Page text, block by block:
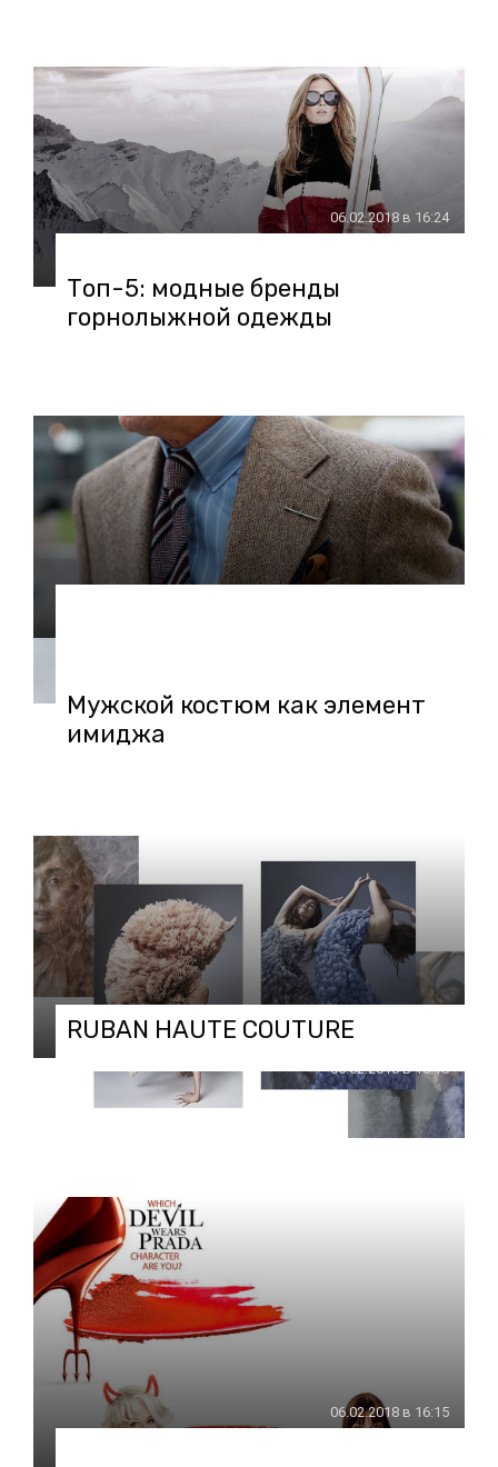
06.02.2018 в 16:24
Топ-5: модные бренды
горнолыжной одежды
Мужской костюм как элемент
имиджа
06.02.2018 в 16:18
RUBAN HAUTE COUTURE
06.02.2018 в 16:15